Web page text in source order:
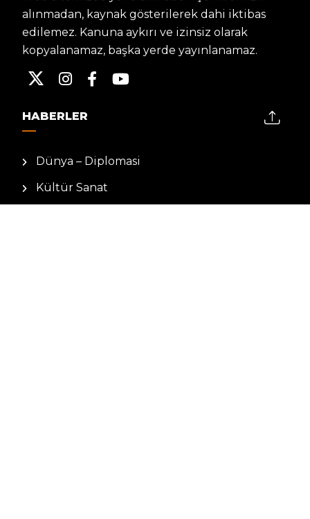
alınmadan, kaynak gösterilerek dahi iktibas
edilemez. Kanuna aykırı ve izinsiz olarak
kopyalanamaz, başka yerde yayınlanamaz.
HABERLER
Dünya – Diplomasi
Kültür Sanat